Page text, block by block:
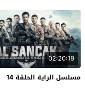
02:20:19
مسلسل الراية الحلقة 14